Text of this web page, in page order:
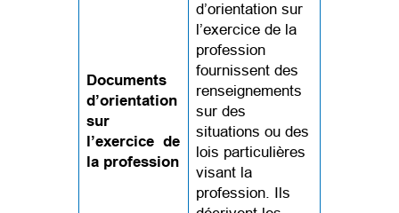
Documents
d’orientation
sur
l’exercice de
la profession
d’orientation sur
l’exercice de la
profession
fournissent des
renseignements
sur des
situations ou des
lois particulières
visant la
profession. Ils